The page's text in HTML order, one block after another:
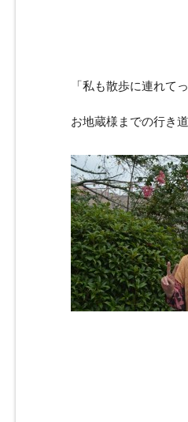
「私も散歩に連れて
お地蔵様までの行き